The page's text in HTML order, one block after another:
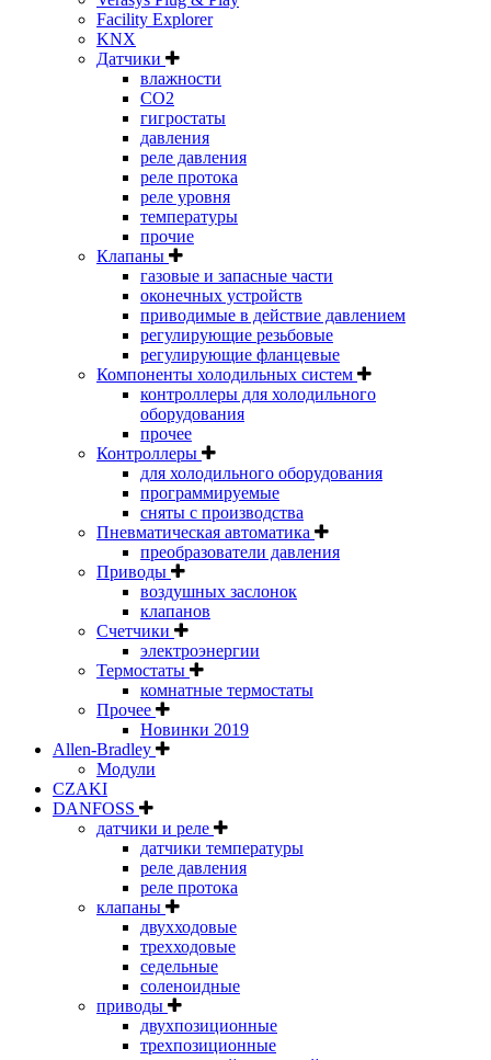
Facility Explorer
KNX
Датчики
влажности
CO2
гигростаты
давления
реле давления
реле протока
реле уровня
температуры
прочие
Клапаны
газовые и запасные части
оконечных устройств
приводимые в действие давлением
регулирующие резьбовые
регулирующие фланцевые
Компоненты холодильных систем
контроллеры для холодильного
оборудования
прочее
Контроллеры
для холодильного оборудования
программируемые
сняты с производства
Пневматическая автоматика
преобразователи давления
Приводы
воздушных заслонок
клапанов
Счетчики
электроэнергии
Термостаты
комнатные термостаты
Прочее
Новинки 2019
Allen-Bradley
Модули
CZAKI
DANFOSS
датчики и реле
датчики температуры
реле давления
реле протока
клапаны
двухходовые
трехходовые
седельные
соленоидные
приводы
двухпозиционные
трехпозиционные